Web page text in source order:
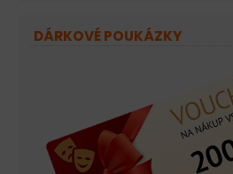
DÁRKOVÉ POUKÁZKY